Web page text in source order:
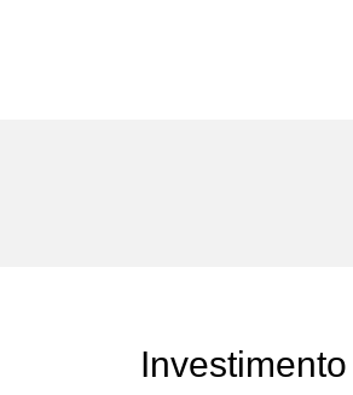
Investimento